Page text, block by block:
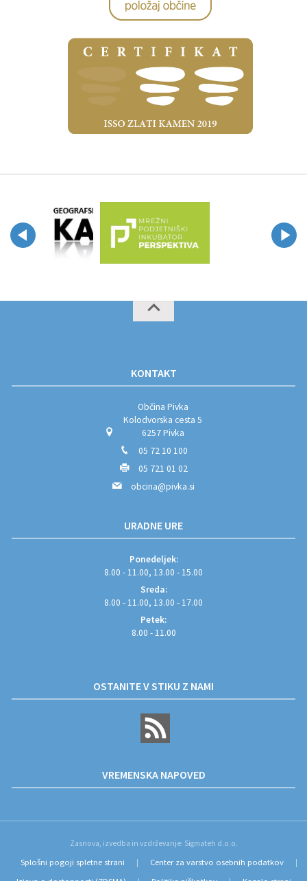
KONTAKT
Občina Pivka
Kolodvorska cesta 5
6257 Pivka
05 72 10 100
05 721 01 02
obcina@pivka.si
URADNE URE
Ponedeljek:
8.00 - 11.00, 13.00 - 15.00
Sreda:
8.00 - 11.00, 13.00 - 17.00
Petek:
8.00 - 11.00
OSTANITE V STIKU Z NAMI
VREMENSKA NAPOVED
Zasnova, izvedba in vzdrževanje: Sigmateh d.o.o.
Splošni pogoji spletne strani Center za varstvo osebnih podatkov